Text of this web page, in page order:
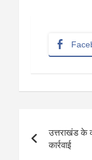
उत्तराखंड के
कार्रवाई